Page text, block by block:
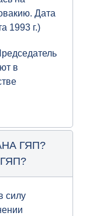
Дата
1993 г.)
в
ГЯП?
силу